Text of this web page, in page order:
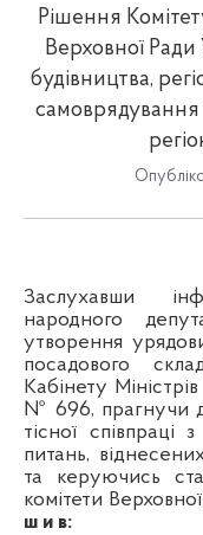
Рішення
Верховної Ради
будівництва,
самоврядування
Заслухавши
народного
утворення
посадового
Кабінету
№ 696, прагнучи
тісної співпраці
питань,
та керуючись
комітети
ш и в: